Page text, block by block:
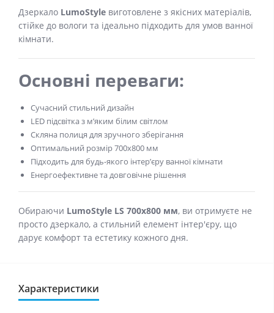
Дзеркало LumoStyle виготовлене з якісних матеріалів,
стійке до вологи та ідеально підходить для умов ванної
кімнати.
Основні переваги:
Сучасний стильний дизайн
LED підсвітка з м’яким білим світлом
Скляна полиця для зручного зберігання
Оптимальний розмір 700x800 мм
Підходить для будь-якого інтер’єру ванної кімнати
Енергоефективне та довговічне рішення
Обираючи LumoStyle LS 700x800 мм, ви отримуєте не
просто дзеркало, а стильний елемент інтер'єру, що
дарує комфорт та естетику кожного дня.
Характеристики